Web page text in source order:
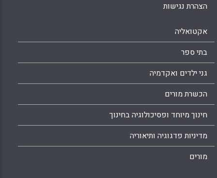
הצהרת נגישות
אקטואליה
בתי ספר
גני ילדים ואקדמיה
הכשרת מורים
חינוך מיוחד ופסיכולוגיה בחינוך
מדיניות פדגוגיה ותיאוריה
מורים